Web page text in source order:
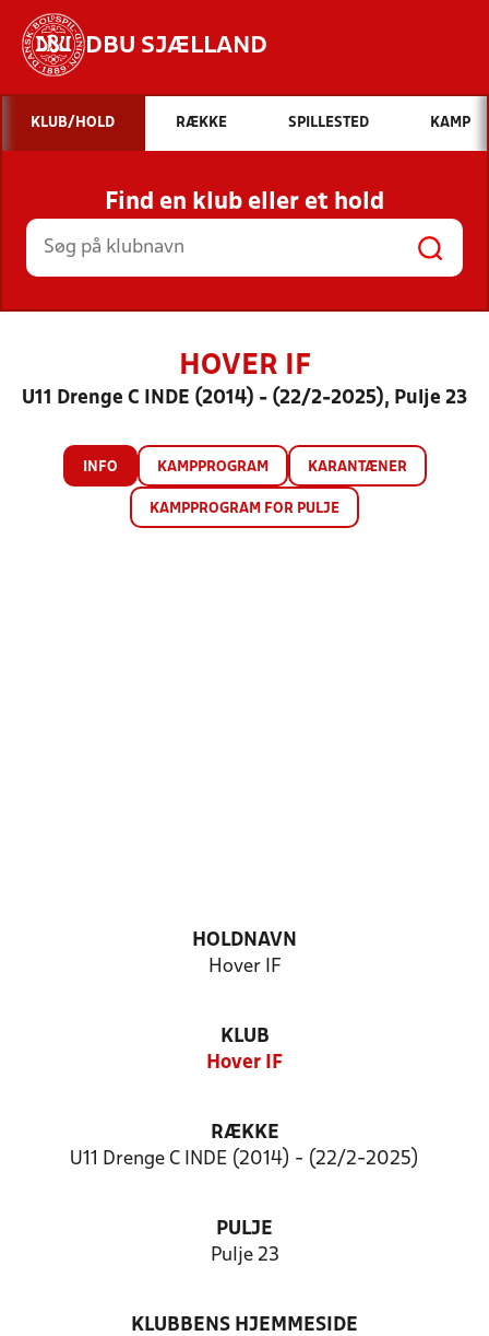
DBU SJÆLLAND
Hvad vil du søge efter?
INDHOLD OG NYHEDER
STILLINGER, RESULTATER, KLUBBER OG
HOLD
KLUB/HOLD RÆKKE SPILLESTED KAMP
Find en klub eller et hold
HOVER IF
U11 Drenge C INDE (2014) - (22/2-2025), Pulje 23
INFO KAMPPROGRAM KARANTÆNER
KAMPPROGRAM FOR PULJE
HOLDNAVN
Hover IF
KLUB
Hover IF
RÆKKE
U11 Drenge C INDE (2014) - (22/2-2025)
PULJE
Pulje 23
KLUBBENS HJEMMESIDE